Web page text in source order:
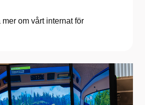
om vårt internat för